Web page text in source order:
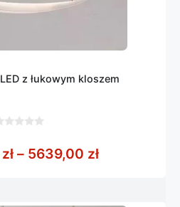
z łukowym kloszem
zł – 5639,00 złZakres cen: